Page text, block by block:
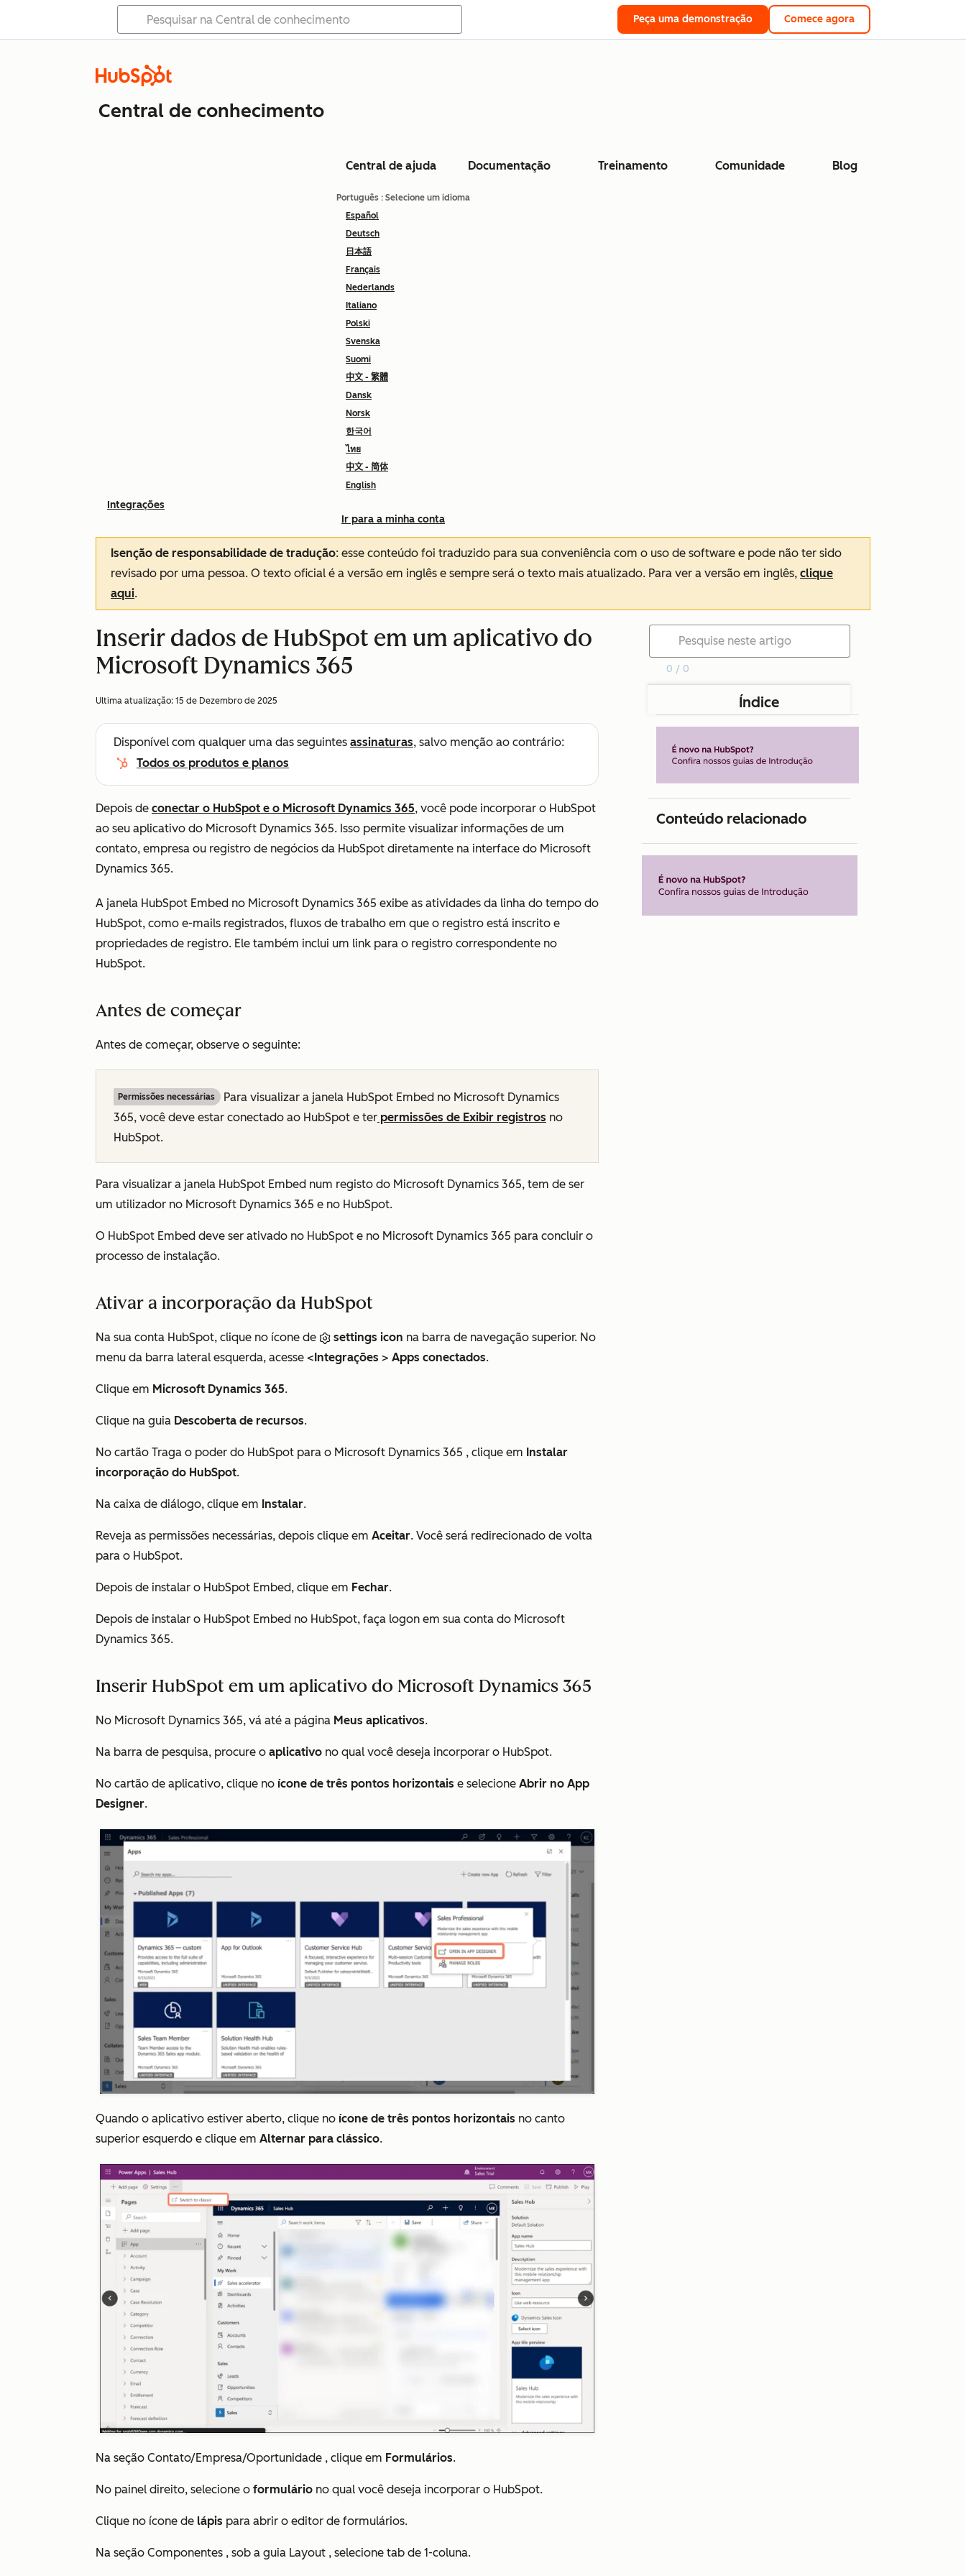
Peça uma demonstração Comece agora
Central de conhecimento
Central de ajuda Documentação Treinamento Comunidade Blog
Português : Selecione um idioma
Español
Deutsch
日本語
Français
Nederlands
Italiano
Polski
Svenska
Suomi
中文 - 繁體
Dansk
Norsk
한국어
ไทย
中文 - 简体
English
Ir para a minha conta
Integrações
Isenção de responsabilidade de tradução: esse conteúdo foi traduzido para sua conveniência com o uso de software e pode não ter sido
revisado por uma pessoa. O texto oficial é a versão em inglês e sempre será o texto mais atualizado. Para ver a versão em inglês, clique
aqui.
Inserir dados de HubSpot em um aplicativo do
Microsoft Dynamics 365
Ultima atualização: 15 de Dezembro de 2025
Disponível com qualquer uma das seguintes assinaturas, salvo menção ao contrário:
Todos os produtos e planos
Depois de conectar o HubSpot e o Microsoft Dynamics 365, você pode incorporar o HubSpot
ao seu aplicativo do Microsoft Dynamics 365. Isso permite visualizar informações de um
contato, empresa ou registro de negócios da HubSpot diretamente na interface do Microsoft
Dynamics 365.
A janela HubSpot Embed no Microsoft Dynamics 365 exibe as atividades da linha do tempo do
HubSpot, como e-mails registrados, fluxos de trabalho em que o registro está inscrito e
propriedades de registro. Ele também inclui um link para o registro correspondente no
HubSpot.
Antes de começar
Antes de começar, observe o seguinte:
Permissões necessárias
Para visualizar a janela HubSpot Embed no Microsoft Dynamics
365, você deve estar conectado ao HubSpot e ter permissões de Exibir registros no
HubSpot.
Para visualizar a janela HubSpot Embed num registo do Microsoft Dynamics 365, tem de ser
um utilizador no Microsoft Dynamics 365 e no HubSpot.
O HubSpot Embed deve ser ativado no HubSpot e no Microsoft Dynamics 365 para concluir o
processo de instalação.
Ativar a incorporação da HubSpot
Na sua conta HubSpot, clique no ícone de settings icon na barra de navegação superior. No
menu da barra lateral esquerda, acesse <Integrações > Apps conectados.
Clique em Microsoft Dynamics 365.
Clique na guia Descoberta de recursos.
No cartão Traga o poder do HubSpot para o Microsoft Dynamics 365 , clique em Instalar
incorporação do HubSpot.
Na caixa de diálogo, clique em Instalar.
Reveja as permissões necessárias, depois clique em Aceitar. Você será redirecionado de volta
para o HubSpot.
Depois de instalar o HubSpot Embed, clique em Fechar.
Depois de instalar o HubSpot Embed no HubSpot, faça logon em sua conta do Microsoft
Dynamics 365.
Inserir HubSpot em um aplicativo do Microsoft Dynamics 365
No Microsoft Dynamics 365, vá até a página Meus aplicativos.
Na barra de pesquisa, procure o aplicativo no qual você deseja incorporar o HubSpot.
No cartão de aplicativo, clique no ícone de três pontos horizontais e selecione Abrir no App
Designer.
Quando o aplicativo estiver aberto, clique no ícone de três pontos horizontais no canto
superior esquerdo e clique em Alternar para clássico.
Na seção Contato/Empresa/Oportunidade , clique em Formulários.
No painel direito, selecione o formulário no qual você deseja incorporar o HubSpot.
Clique no ícone de lápis para abrir o editor de formulários.
Na seção Componentes , sob a guia Layout , selecione tab de 1-coluna.
0 / 0
Índice
Conteúdo relacionado